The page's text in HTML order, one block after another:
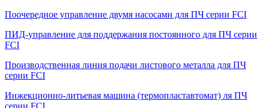
Поочередное управление двумя насосами для ПЧ серии FCI
ПИД-управление для поддержания постоянного для ПЧ серии
FCI
Производственная линия подачи листового металла для ПЧ
серии FCI
Инжекционно-литьевая машина (термопластавтомат) ля ПЧ
серии FCI